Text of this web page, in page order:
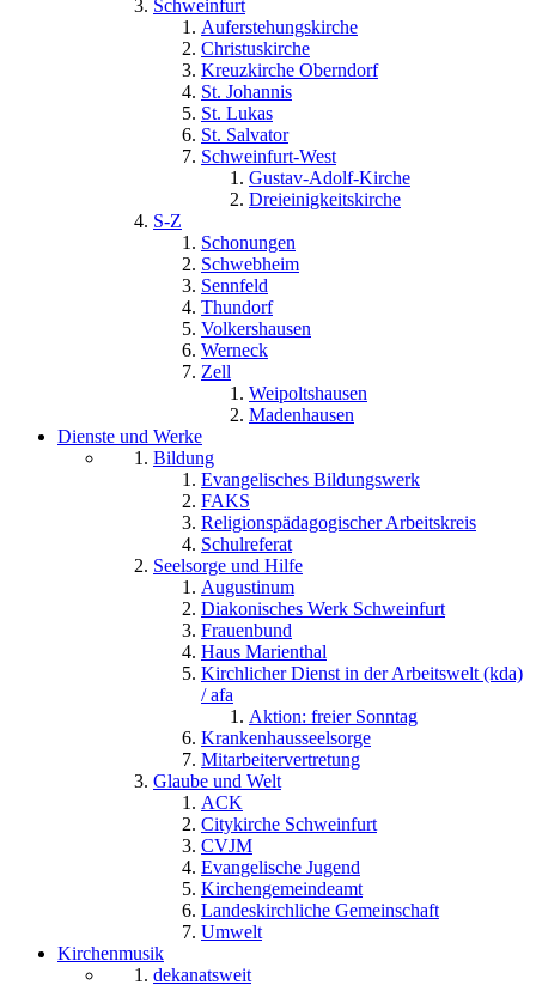
Schweinfurt
Auferstehungskirche
Christuskirche
Kreuzkirche Oberndorf
St. Johannis
St. Lukas
St. Salvator
Schweinfurt-West
Gustav-Adolf-Kirche
Dreieinigkeitskirche
S-Z
Schonungen
Schwebheim
Sennfeld
Thundorf
Volkershausen
Werneck
Zell
Weipoltshausen
Madenhausen
Dienste und Werke
Bildung
Evangelisches Bildungswerk
FAKS
Religionspädagogischer Arbeitskreis
Schulreferat
Seelsorge und Hilfe
Augustinum
Diakonisches Werk Schweinfurt
Frauenbund
Haus Marienthal
Kirchlicher Dienst in der Arbeitswelt (kda)
/ afa
Aktion: freier Sonntag
Krankenhausseelsorge
Mitarbeitervertretung
Glaube und Welt
ACK
Citykirche Schweinfurt
CVJM
Evangelische Jugend
Kirchengemeindeamt
Landeskirchliche Gemeinschaft
Umwelt
Kirchenmusik
dekanatsweit